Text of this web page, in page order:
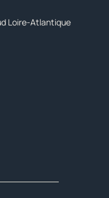
Loire-Atlantique